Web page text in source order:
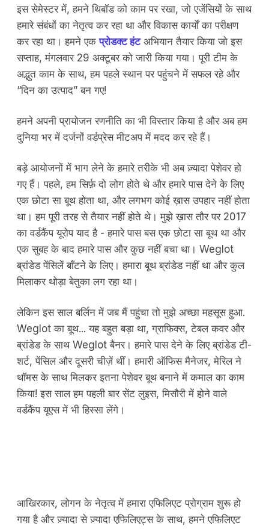
इस सेमेस्टर में, हमने थिबॉड को काम पर रखा, जो एजेंसियों के साथ
हमारे संबंधों का नेतृत्व कर रहा था और विकास कार्यों का परीक्षण
कर रहा था। हमने एकप्रोडक्ट हंटअभियान तैयार किया जो इस
सप्ताह, मंगलवार 29 अक्टूबर को जारी किया गया। पूरी टीम के
अद्भुत काम के साथ, हम पहले स्थान पर पहुंचने में सफल रहे और
“दिन का उत्पाद” बन गए!
हमने अपनी प्रायोजन रणनीति का भी विस्तार किया है और अब हम
दुनिया भर में दर्जनों वर्डप्रेस मीटअप में मदद कर रहे हैं।
बड़े आयोजनों में भाग लेने के हमारे तरीके भी अब ज़्यादा पेशेवर हो
गए हैं। पहले, हम सिर्फ़ दो लोग होते थे और हमारे पास देने के लिए
एक छोटा सा बूथ होता था, और लगभग कोई ख़ास उपहार नहीं होता
था। हम पूरी तरह से तैयार नहीं होते थे। मुझे ख़ास तौर पर 2017
का वर्डकैंप यूरोप याद है - हमारे पास बस एक छोटा सा बूथ था और
एक सुबह के बाद हमारे पास और कुछ नहीं बचा था। Weglot
ब्रांडेड पेंसिलें बाँटने के लिए। हमारा बूथ ब्रांडेड नहीं था और कुल
मिलाकर थोड़ा बेतुका लग रहा था।
लेकिन इस साल बर्लिन में जब मैं पहुंचा तो मुझे अच्छा महसूस हुआ.
Weglot का बूथ... यह बहुत बड़ा था, ग्राफिक्स, टेबल कवर और
ब्रांडेड के साथ Weglot बैनर। हमारे पास देने के लिए ब्रांडेड टी-
शर्ट, पेंसिल और दूसरी चीज़ें थीं। हमारी ऑफिस मैनेजर, मेरिल ने
थॉमस के साथ मिलकर इतना पेशेवर बूथ बनाने में कमाल का काम
किया! इस साल हम पहली बार सेंट लुइस, मिसौरी में होने वाले
वर्डकैंप यूएस में भी हिस्सा लेंगे।
आखिरकार, लोगन के नेतृत्व में हमारा एफिलिएट प्रोग्राम शुरू हो
गया है और ज़्यादा से ज़्यादा एफिलिएट्स के साथ, हमने एफिलिएट